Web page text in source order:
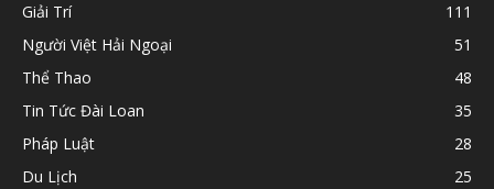
Giải Trí
111
Người Việt Hải Ngoại
51
Thể Thao
48
Tin Tức Đài Loan
35
Pháp Luật
28
Du Lịch
25